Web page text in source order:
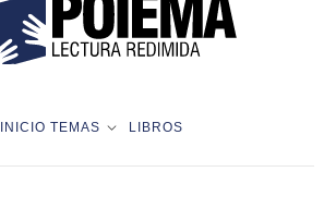
INICIO TEMAS LIBROS